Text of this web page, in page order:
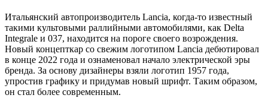
Итальянский автопроизводитель Lancia, когда-то известный
такими культовыми раллийными автомобилями, как Delta
Integrale и 037, находится на пороге своего возрождения.
Новый концепткар со свежим логотипом Lancia дебютировал
в конце 2022 года и ознаменовал начало электрической эры
бренда. За основу дизайнеры взяли логотип 1957 года,
упростив графику и придумав новый шрифт. Таким образом,
он стал более современным.